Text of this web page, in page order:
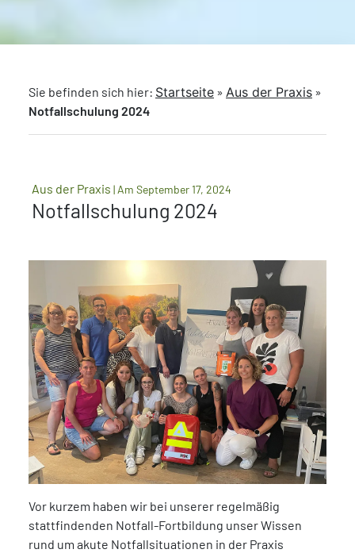
Sie befinden sich hier: Startseite » Aus der Praxis »
Notfallschulung 2024
Aus der Praxis | Am September 17, 2024
Notfallschulung 2024
Vor kurzem haben wir bei unserer regelmäßig
stattfindenden Notfall-Fortbildung unser Wissen
rund um akute Notfallsituationen in der Praxis